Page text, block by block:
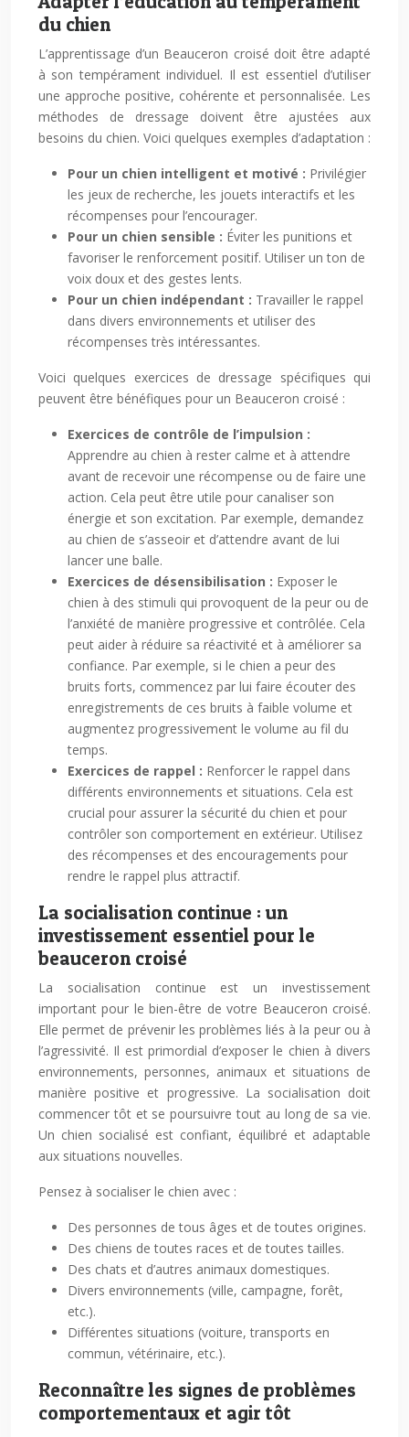
du chien
L’apprentissage d’un Beauceron croisé doit être adapté
à son tempérament individuel. Il est essentiel d’utiliser
une approche positive, cohérente et personnalisée. Les
méthodes de dressage doivent être ajustées aux
besoins du chien. Voici quelques exemples d’adaptation :
Pour un chien intelligent et motivé : Privilégier
les jeux de recherche, les jouets interactifs et les
récompenses pour l’encourager.
Pour un chien sensible : Éviter les punitions et
favoriser le renforcement positif. Utiliser un ton de
voix doux et des gestes lents.
Pour un chien indépendant : Travailler le rappel
dans divers environnements et utiliser des
récompenses très intéressantes.
Voici quelques exercices de dressage spécifiques qui
peuvent être bénéfiques pour un Beauceron croisé :
Exercices de contrôle de l’impulsion :
Apprendre au chien à rester calme et à attendre
avant de recevoir une récompense ou de faire une
action. Cela peut être utile pour canaliser son
énergie et son excitation. Par exemple, demandez
au chien de s’asseoir et d’attendre avant de lui
lancer une balle.
Exercices de désensibilisation : Exposer le
chien à des stimuli qui provoquent de la peur ou de
l’anxiété de manière progressive et contrôlée. Cela
peut aider à réduire sa réactivité et à améliorer sa
confiance. Par exemple, si le chien a peur des
bruits forts, commencez par lui faire écouter des
enregistrements de ces bruits à faible volume et
augmentez progressivement le volume au fil du
temps.
Exercices de rappel : Renforcer le rappel dans
différents environnements et situations. Cela est
crucial pour assurer la sécurité du chien et pour
contrôler son comportement en extérieur. Utilisez
des récompenses et des encouragements pour
rendre le rappel plus attractif.
La socialisation continue : un
investissement essentiel pour le
beauceron croisé
La socialisation continue est un investissement
important pour le bien-être de votre Beauceron croisé.
Elle permet de prévenir les problèmes liés à la peur ou à
l’agressivité. Il est primordial d’exposer le chien à divers
environnements, personnes, animaux et situations de
manière positive et progressive. La socialisation doit
commencer tôt et se poursuivre tout au long de sa vie.
Un chien socialisé est confiant, équilibré et adaptable
aux situations nouvelles.
Pensez à socialiser le chien avec :
Des personnes de tous âges et de toutes origines.
Des chiens de toutes races et de toutes tailles.
Des chats et d’autres animaux domestiques.
Divers environnements (ville, campagne, forêt,
etc.).
Différentes situations (voiture, transports en
commun, vétérinaire, etc.).
Reconnaître les signes de problèmes
comportementaux et agir tôt